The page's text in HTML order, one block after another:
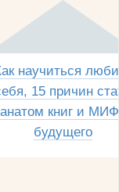
научиться
15 причин
книг и
будущего